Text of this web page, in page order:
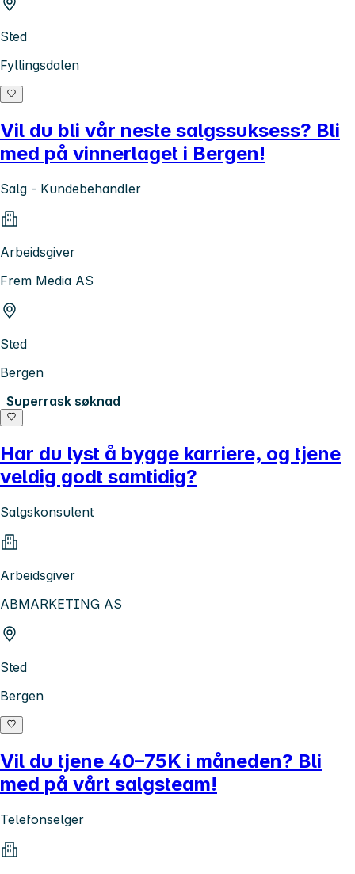
Sted
Fyllingsdalen
Vil du bli vår neste salgssuksess? Bli
med på vinnerlaget i Bergen!
Salg - Kundebehandler
Arbeidsgiver
Frem Media AS
Sted
Bergen
Superrask søknad
Har du lyst å bygge karriere, og tjene
veldig godt samtidig?
Salgskonsulent
Arbeidsgiver
ABMARKETING AS
Sted
Bergen
Vil du tjene 40–75K i måneden? Bli
med på vårt salgsteam!
Telefonselger